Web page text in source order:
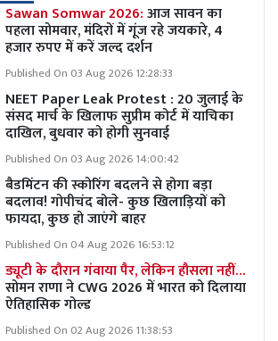
Sawan Somwar 2026:आज सावन का
पहला सोमवार, मंदिरों में गूंज रहे जयकारे, 4
हजार रुपए में करें जल्द दर्शन
Published On 03 Aug 2026 12:28:33
NEET Paper Leak Protest : 20 जुलाई के
संसद मार्च के खिलाफ सुप्रीम कोर्ट में याचिका
दाखिल, बुधवार को होगी सुनवाई
Published On 03 Aug 2026 14:00:42
बैडमिंटन की स्कोरिंग बदलने से होगा बड़ा
बदलाव! गोपीचंद बोले- कुछ खिलाड़ियों को
फायदा, कुछ हो जाएंगे बाहर
Published On 04 Aug 2026 16:53:12
ड्यूटी के दौरान गंवाया पैर, लेकिन हौसला नहीं…
सोमन राणा ने CWG 2026 में भारत को दिलाया
ऐतिहासिक गोल्ड
Published On 02 Aug 2026 11:38:53